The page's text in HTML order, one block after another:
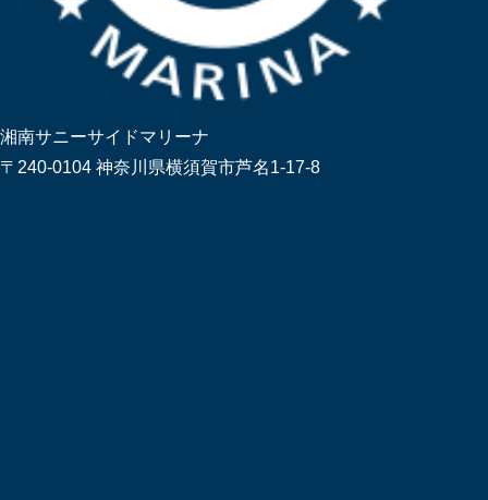
湘南サニーサイドマリーナ
〒240-0104 神奈川県横須賀市芦名1-17-8